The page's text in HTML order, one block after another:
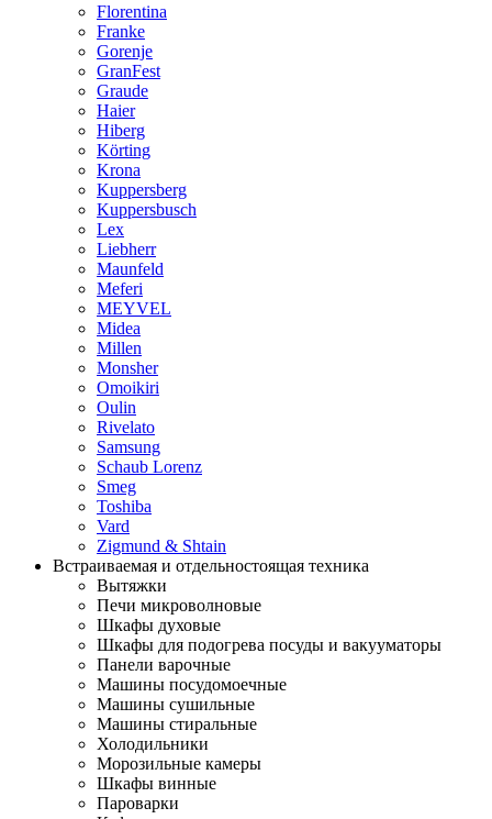
Florentina
Franke
Gorenje
GranFest
Graude
Haier
Hiberg
Körting
Krona
Kuppersberg
Kuppersbusch
Lex
Liebherr
Maunfeld
Meferi
MEYVEL
Midea
Millen
Monsher
Omoikiri
Oulin
Rivelato
Samsung
Schaub Lorenz
Smeg
Toshiba
Vard
Zigmund & Shtain
Встраиваемая и отдельностоящая техника
Вытяжки
Печи микроволновые
Шкафы духовые
Шкафы для подогрева посуды и вакууматоры
Панели варочные
Машины посудомоечные
Машины сушильные
Машины стиральные
Холодильники
Морозильные камеры
Шкафы винные
Пароварки